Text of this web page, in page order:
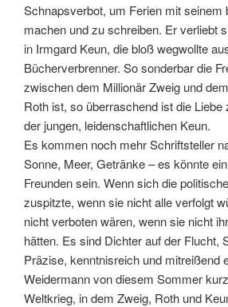
Schnapsverbot, um Ferien mit seinem
machen und zu schreiben. Er verliebt
in Irmgard Keun, die bloß wegwollte
Bücherverbrenner. So sonderbar die
zwischen dem Millionär Zweig und
Roth ist, so überraschend ist die
der jungen, leidenschaftlichen Keun.
Es kommen noch mehr Schriftsteller
Sonne, Meer, Getränke – es könnte
Freunden sein. Wenn sich die
zuspitzte, wenn sie nicht alle verfolgt
nicht verboten wären, wenn sie nicht
hätten. Es sind Dichter auf der Flucht,
Präzise, kenntnisreich und mitreißend
Weidermann von diesem Sommer
Weltkrieg, in dem Zweig, Roth und